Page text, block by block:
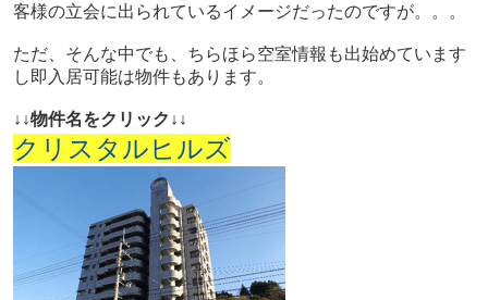
客様の立会に出られているイメージだったのですが。。。
ただ、そんな中でも、ちらほら空室情報も出始めています
し即入居可能は物件もあります。
↓↓物件名をクリック↓↓
クリスタルヒルズ